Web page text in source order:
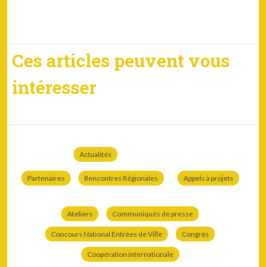
Ces articles peuvent vous
intéresser
Actualités
Partenaires Rencontres Régionales Appels à projets
Ateliers Communiqués de presse
Concours National Entrées de Ville Congrès
Coopération internationale